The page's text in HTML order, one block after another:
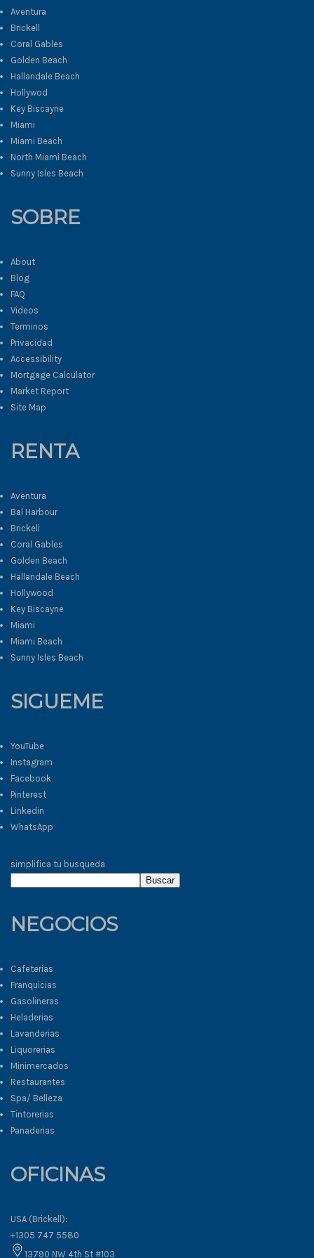
Aventura
Brickell
Coral Gables
Golden Beach
Hallandale Beach
Hollywod
Key Biscayne
Miami
Miami Beach
North Miami Beach
Sunny Isles Beach
SOBRE
About
Blog
FAQ
Videos
Terminos
Privacidad
Accessibility
Mortgage Calculator
Market Report
Site Map
RENTA
Aventura
Bal Harbour
Brickell
Coral Gables
Golden Beach
Hallandale Beach
Hollywood
Key Biscayne
Miami
Miami Beach
Sunny Isles Beach
SIGUEME
YouTube
Instagram
Facebook
Pinterest
Linkedin
WhatsApp
simplifica tu busqueda
Buscar
NEGOCIOS
Cafeterias
Franquicias
Gasolineras
Heladerias
Lavanderias
Liquorerias
Minimercados
Restaurantes
Spa/ Belleza
Tintorerias
Panaderias
OFICINAS
USA (Brickell):
+1305 747 5580
13790 NW 4th St #103